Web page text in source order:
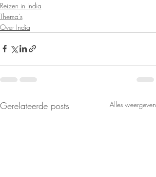
Reizen in India
Thema's
Over India
Gerelateerde posts Alles weergeven